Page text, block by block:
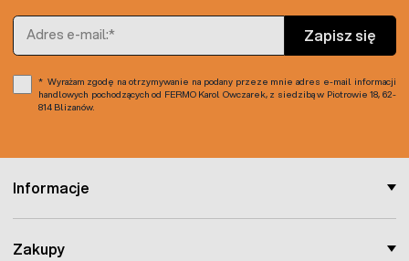
Informacje
Zakupy
Adres e-mail
Zapisz się
Wyrażam zgodę na otrzymywanie na podany przeze mnie adres e-mail informacji
handlowych pochodzących od FERMO Karol Owczarek, z siedzibą w Piotrowie 18, 62-
814 Blizanów.